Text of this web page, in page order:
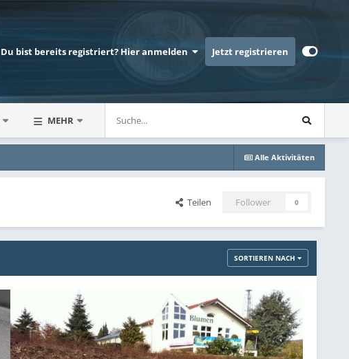
Du bist bereits registriert? Hier anmelden Jetzt registrieren
MEHR
Alle Aktivitäten
Teilen Follower 0
SORTIEREN NACH